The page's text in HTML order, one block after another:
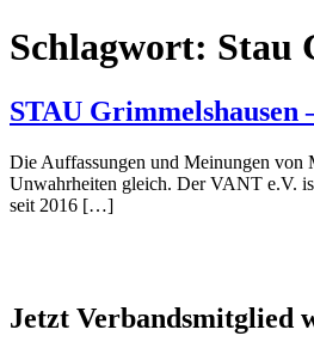
Schlagwort: Stau
STAU Grimmelshausen
Die Auffassungen und Meinungen von
Unwahrheiten gleich. Der VANT e.V.
seit 2016 […]
Jetzt Verbandsmitglied